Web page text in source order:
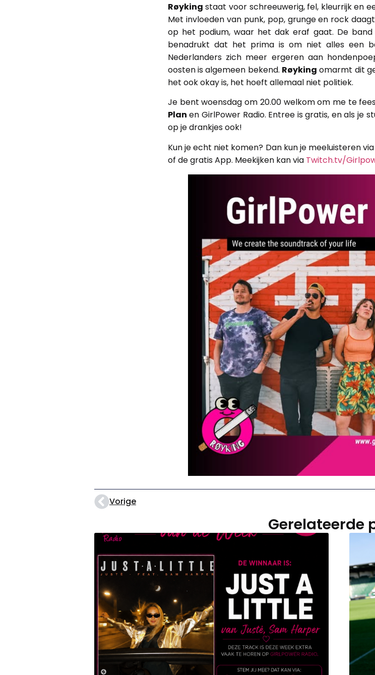
Røyking staat voor schreeuwerig, fel, kleurrijk en
Met invloeden van punk, pop, grunge en rock daagt
op het podium, waar het dak eraf gaat. De
benadrukt dat het prima is om niet alles een
Nederlanders zich meer ergeren aan
oosten is algemeen bekend. Røyking omarmt dit
het ook okay is, het hoeft allemaal niet politiek.
Je bent woensdag om 20.00 welkom om me te
Plan en GirlPower Radio. Entree is gratis, en als je
op je drankjes ook!
Kun je echt niet komen? Dan kun je meeluisteren
of de gratis App. Meekijken kan via Twitch.tv/
Vorige
Gerelateerde